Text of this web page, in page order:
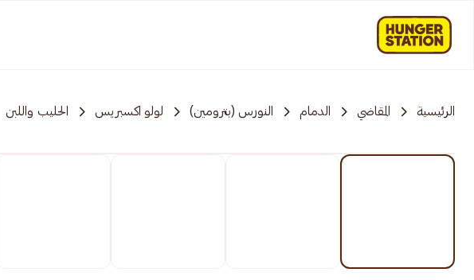
الرئيسية المقاضي الدمام النورس (بترومين) لولو اكسبريس الحليب واللبن